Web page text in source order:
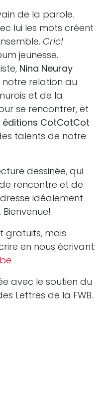
de la parole.
lui les mots créent
Cric!
jeunesse.
Nina Neuray
relation au
et de la
se rencontrer, et
éditions CotCotCot
talents de notre
dessinée, qui
rencontre et de
idéalement
gratuits, mais
en nous écrivant:
avec le soutien du
Lettres de la FWB.